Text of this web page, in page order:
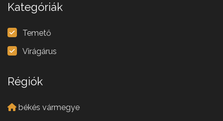
Kategóriák
Temető
Virágárus
Régiók
békés vármegye